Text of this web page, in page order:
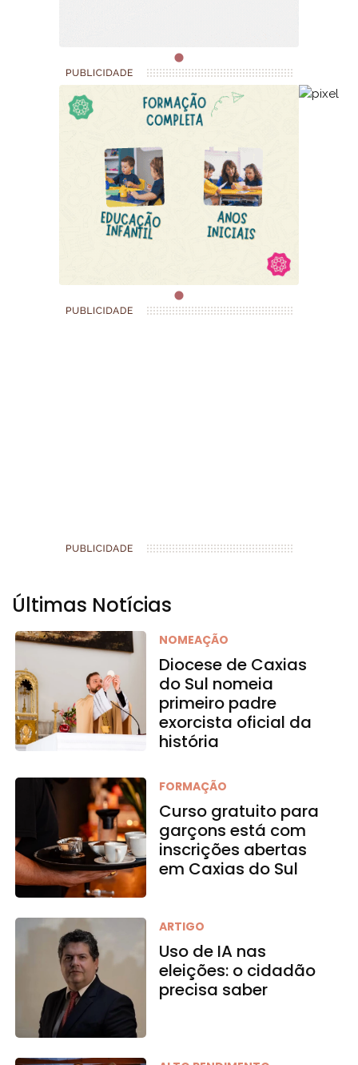
Últimas Notícias
NOMEAÇÃO
Diocese de Caxias
do Sul nomeia
primeiro padre
exorcista oficial da
história
FORMAÇÃO
Curso gratuito para
garçons está com
inscrições abertas
em Caxias do Sul
ARTIGO
Uso de IA nas
eleições: o cidadão
precisa saber